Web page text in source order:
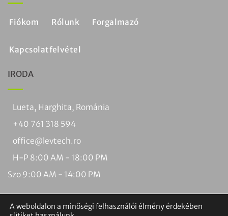
Fiókom Rólunk Forgalmazó
Kapcsolatfelvétel
IRODA
Lueta, Harghita, Románia
+40 761 318 594
office@levtech.ro
H-P 8:00 AM - 18:00 PM
Szo 9:00 AM - 14:00 PM
A weboldalon a minőségi felhasználói élmény érdekében